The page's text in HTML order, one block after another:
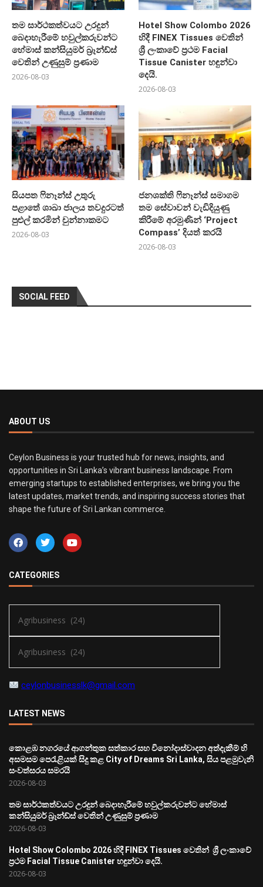
තම සාර්ථකත්වයට උරදුන්
බෙදාහැරීමේ හවුල්කරුවන්ට
හේමාස් කන්සියුමර් බ්‍රෑන්ඩ්ස්
වෙතින් උණුසුම් ප්‍රණාම
2026-08-03
Hotel Show Colombo 2026
හිදී FINEX Tissues වෙතින්
ශ්‍රී ලංකාවේ ප්‍රථම Facial
Tissue Canister හඳුන්වා
දෙයි.
2026-08-03
සියපත ෆිනෑන්ස් උතුරු
පළාතේ ශාඛා ජාලය තවදුරටත්
පුළුල් කරමින් චුන්නාකමට
2026-08-03
ජනශක්ති ෆිනෑන්ස් සමාගම
තම සේවාවන් වැඩිදියුණු
කිරීමේ අරමුණින් ‘Project
Compass’ දියත් කරයි
2026-08-03
SOCIAL FEED
ABOUT US
Ceylon Business is your trusted hub for news, insights, and
opportunities in Sri Lanka’s vibrant business landscape. From
emerging startups to established enterprises, we bring you the
latest updates, market trends, and inspiring success stories that
shape the future of Sri Lankan commerce.
CATEGORIES
ceylonbusinesslk@gmail.com
LATEST NEWS
කොළඹ නගරයේ ආගන්තුක සත්කාර සහ විනෝදාස්වාදන අත්දැකීම් හි
අසමසම පෙරැළියක් සිදු කළ City of Dreams Sri Lanka, සිය පළමුවැනි
සංවත්සරය සමරයි
2026-08-03
තම සාර්ථකත්වයට උරදුන් බෙදාහැරීමේ හවුල්කරුවන්ට හේමාස්
කන්සියුමර් බ්‍රෑන්ඩ්ස් වෙතින් උණුසුම් ප්‍රණාම
2026-08-03
Hotel Show Colombo 2026 හිදී FINEX Tissues වෙතින් ශ්‍රී ලංකාවේ
ප්‍රථම Facial Tissue Canister හඳුන්වා දෙයි.
2026-08-03